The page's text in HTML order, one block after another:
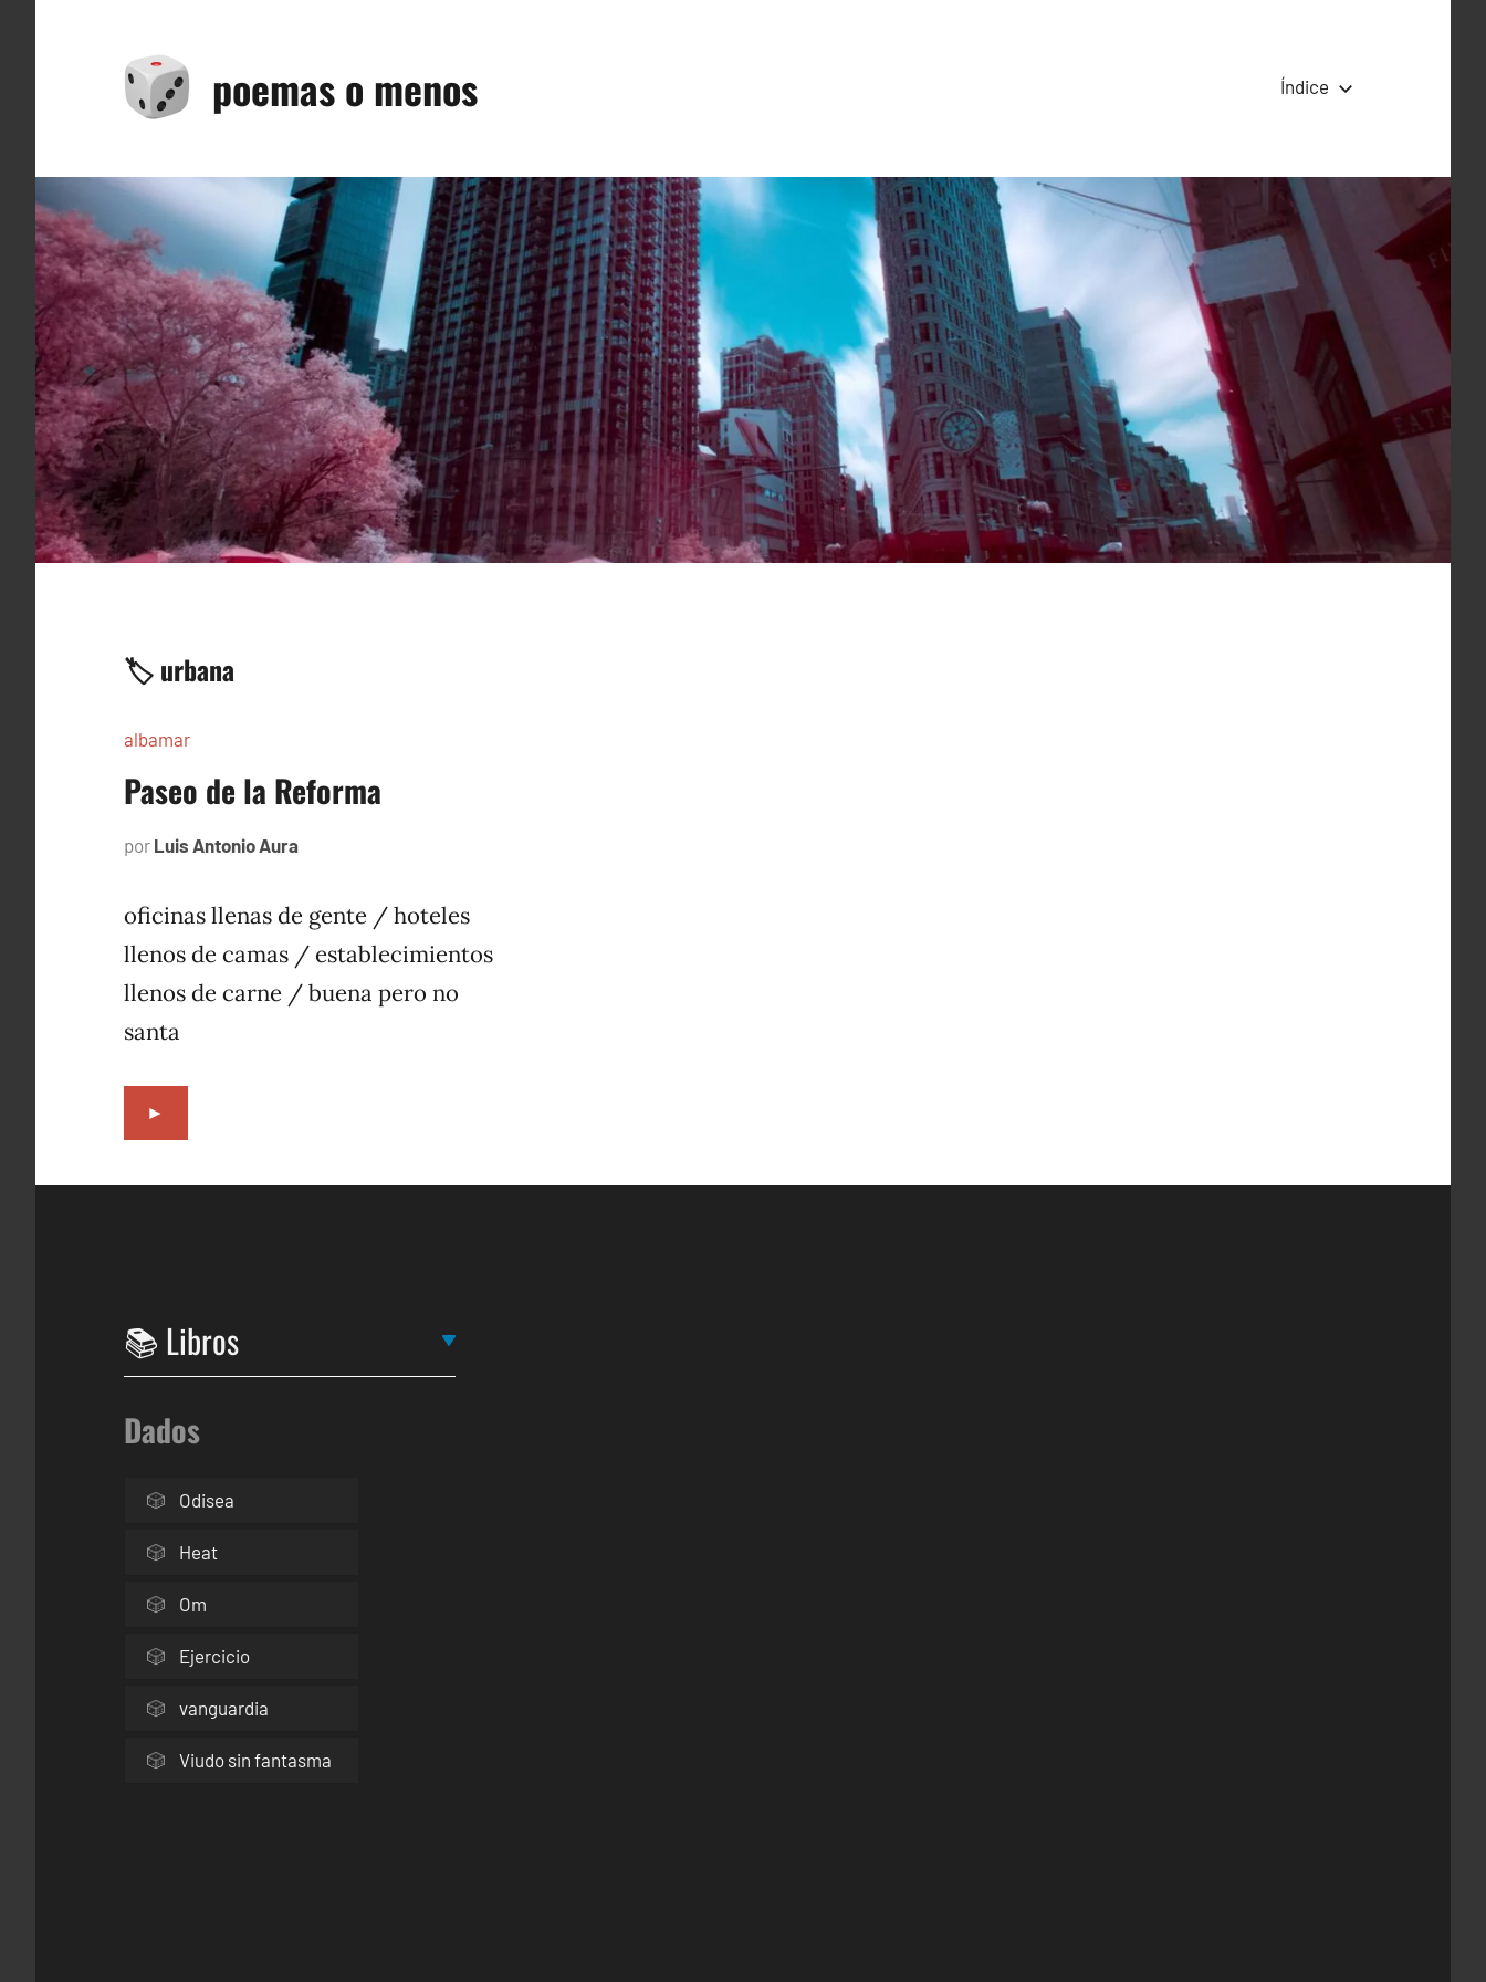
poemas o menos Índice
🏷️ urbana
albamar
Paseo de la Reforma
por Luis Antonio Aura
1996
oficinas llenas de gente / hoteles
llenos de camas / establecimientos
llenos de carne / buena pero no
santa
►
Dados
Odisea
Heat
Om
Ejercicio
vanguardia
Viudo sin fantasma